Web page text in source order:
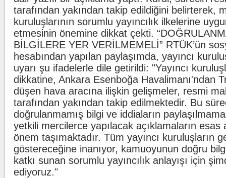
tarafından yakından takip edildiğini belirterek,
kuruluşlarının sorumlu yayıncılık ilkelerine
etmesinin önemine dikkat çekti.
BİLGİLERE YER VERİLMEMELİ” RTÜK’ün
hesabından yapılan paylaşımda, yayıncı
uyarı şu ifadelerle dile getirildi: "Yayıncı
dikkatine, Ankara Esenboğa Havalimanı'ndan
düşen hava aracına ilişkin gelişmeler, resmi
tarafından yakından takip edilmektedir. Bu
doğrulanmamış bilgi ve iddiaların
yetkili mercilerce yapılacak açıklamaların esas
önem taşımaktadır. Tüm yayıncı kuruluşların
göstereceğine inanıyor, kamuoyunun doğru
katkı sunan sorumlu yayıncılık anlayışı için
ediyoruz."
çekirgeler,